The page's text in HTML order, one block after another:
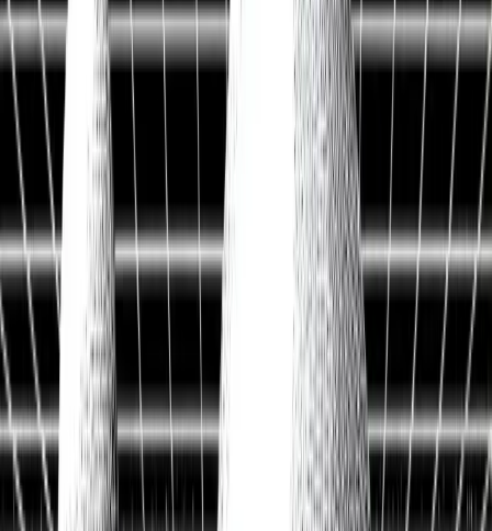
Live Workshop
TERMINAL + APIKostenlos
Sieh, was andere nicht sehen
Fair Value, KI-Analysen & Screener zu 20.000+ Aktien —
vertraut von BlackRock, Goldman Sachs & Anthropic.
100M+
Kennzahlen
50 J.
Historische Daten
<10ms
API-Latenz
Kostenlos Aktien analysieren